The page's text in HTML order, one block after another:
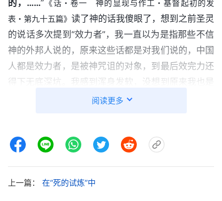
的，……” 《话・卷一 神的显现与作工・基督起初的发
表・第九十五篇》 读了神的话我傻眼了，想到之前圣灵
的说话多次提到“效力者”，我一直以为是指那些不信
神的外邦人说的，原来这些话都是对我们说的，中国
人都是效力者，是被神咒诅的对象，到最后效完力还
得下无底深坑。我感到浑身发软，没想到原来我也是
效力者，那我这么多年不就白信了吗？别说进天国得
了。想想我放弃学业跟随主，世人讥笑、毁谤我，亲
警察抓捕，我都没有退缩，还照样为神撇弃花费，我
阅读更多
上一篇： 在“死的试炼”中